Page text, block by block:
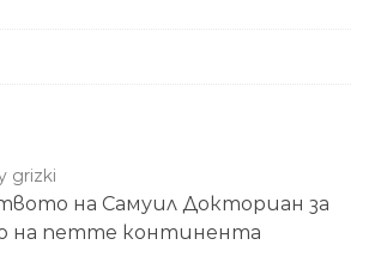
grizki
на Самуил Докториан за
на петте континента